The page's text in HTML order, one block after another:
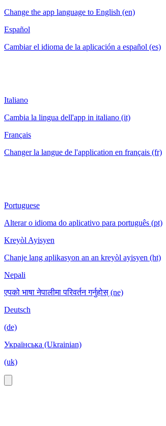
Change the app language to English (en)
Español
Cambiar el idioma de la aplicación a español (es)
Italiano
Cambia la lingua dell'app in italiano (it)
Français
Changer la langue de l'application en français (fr)
Portuguese
Alterar o idioma do aplicativo para português (pt)
Kreyòl Ayisyen
Chanje lang aplikasyon an an kreyòl ayisyen (ht)
Nepali
एपको भाषा नेपालीमा परिवर्तन गर्नुहोस् (ne)
Deutsch
(de)
Українська (Ukrainian)
(uk)